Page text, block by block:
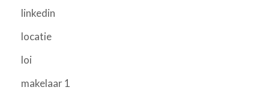
linkedin
locatie
loi
makelaar 1